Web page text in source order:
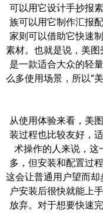
可以用它设计手抄报
族可以用它制作汇报
家则可以借助它快速
素材。也就是说，美图
是一款适合大众的轻
么多使用场景，所以“
从使用体验来看，美
装过程也比较友好，
术操作的人来说，这
多，但安装和配置过
这会让普通用户望而却
户安装后很快就能上
放弃。对于想要快速